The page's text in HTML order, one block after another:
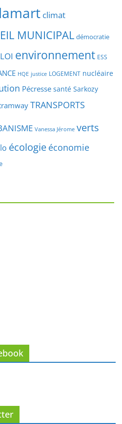
climat
MUNICIPAL démocratie
environnement ESS
HQE justice LOGEMENT nucléaire
Pécresse santé Sarkozy
TRANSPORTS
Vanessa Jérome verts
écologie économie